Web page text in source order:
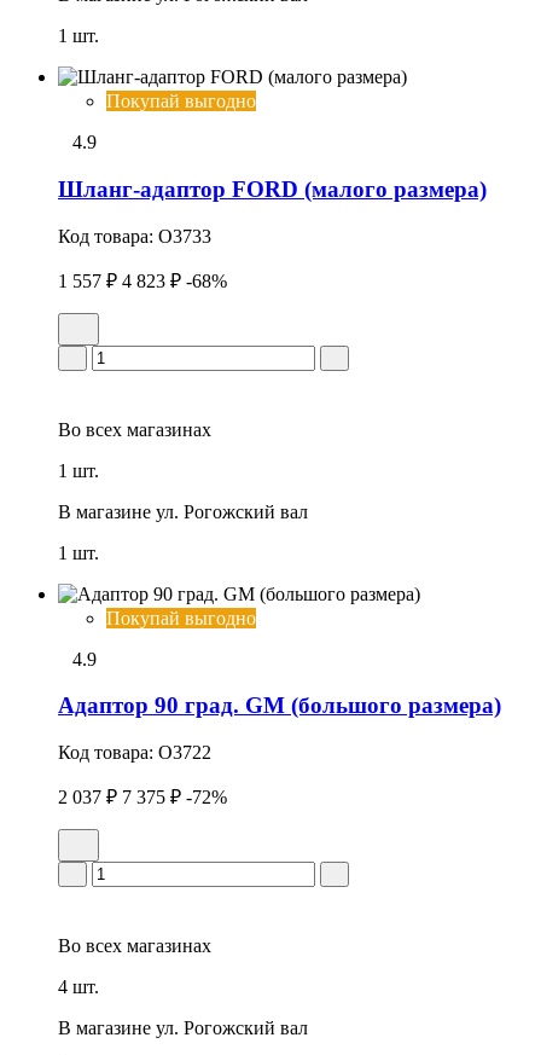
1 шт.
Покупай выгодно
4.9
Шланг-адаптор FORD (малого размера)
Код товара: O3733
1 557 ₽ 4 823 ₽ -68%
Во всех магазинах
1 шт.
В магазине ул. Рогожский вал
1 шт.
Покупай выгодно
4.9
Адаптор 90 град. GM (большого размера)
Код товара: O3722
2 037 ₽ 7 375 ₽ -72%
Во всех магазинах
4 шт.
В магазине ул. Рогожский вал